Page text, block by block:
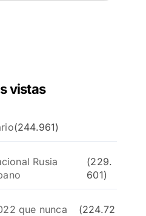
vistas
(244.961)
Rusia
(229.
601)
que nunca
(224.72